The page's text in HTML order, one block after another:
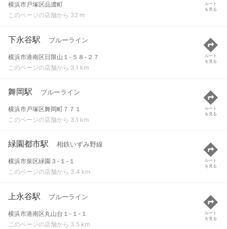
横浜市戸塚区品濃町
このページの店舗から 32 m
ルート
を見る
下永谷駅 ブルーライン
横浜市港南区日限山１-５８-２７
このページの店舗から 3.1 km
ルート
を見る
舞岡駅 ブルーライン
横浜市戸塚区舞岡町７７１
このページの店舗から 3.1 km
ルート
を見る
緑園都市駅 相鉄いずみ野線
横浜市泉区緑園３-１-１
このページの店舗から 3.4 km
ルート
を見る
上永谷駅 ブルーライン
横浜市港南区丸山台１-１-１
このページの店舗から 3.5 km
ルート
を見る